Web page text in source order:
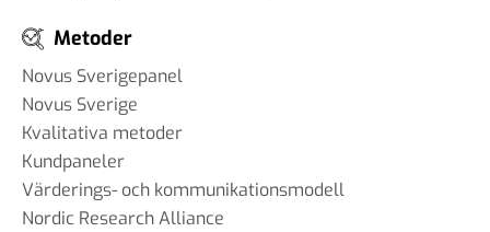
Metoder
Novus Sverigepanel
Novus Sverige
Kvalitativa metoder
Kundpaneler
Värderings- och kommunikationsmodell
Nordic Research Alliance